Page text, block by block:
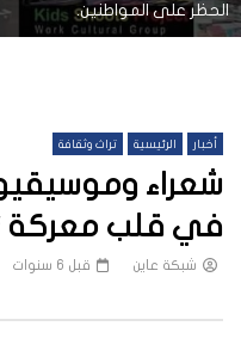
الحظر على المواطنين.
أخبار الرئيسية تراث وثقافة
شعراء
في قلب معركة
شبكة عاين قبل 6 سنوات